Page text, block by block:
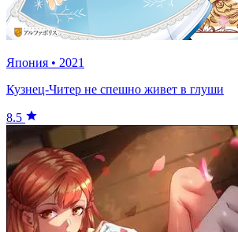
Япония • 2021
Кузнец-Читер не спешно живет в глуши
8.5